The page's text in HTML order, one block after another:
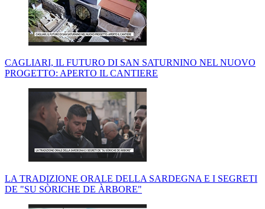
CAGLIARI, IL FUTURO DI SAN SATURNINO NEL NUOVO
PROGETTO: APERTO IL CANTIERE
LA TRADIZIONE ORALE DELLA SARDEGNA E I SEGRETI
DE "SU SÒRICHE DE ÀRBORE"